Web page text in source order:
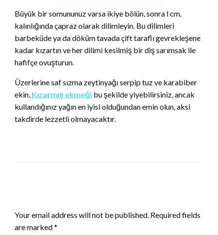
Büyük bir somununuz varsa ikiye bölün, sonra l cm.
kalınlığında çapraz olarak dilimleyin. Bu dilimleri
barbeküde ya da döküm tavada çift taraflı gevrekleşene
kadar kızartın ve her dilimi kesilmiş bir diş sarımsak ile
hafifçe ovuşturun.
Üzerlerine saf sızma zeytinyağı serpip tuz ve karabiber
ekin. Kızarmış ekmeği bu şekilde yiyebilirsiniz, ancak
kullandığınız yağın en iyisi olduğundan emin olun, aksi
takdirde lezzetli olmayacaktır.
Your email address will not be published. Required fields
are marked*